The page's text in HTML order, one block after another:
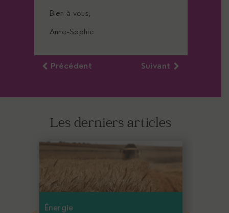
Bien à vous,
Anne-Sophie
Précédent Suivant
Les derniers articles
Énergie